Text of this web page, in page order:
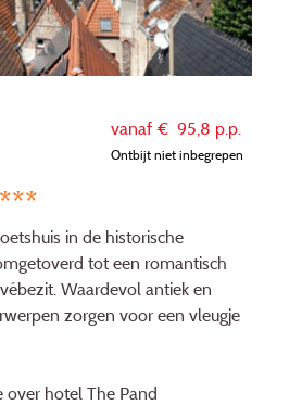
vanaf € 95,8 p.p.
Ontbijt niet inbegrepen
in de histo­rische
tot een romantisch
Waardevol antiek en
zorgen voor een vleugje
over hotel The Pand